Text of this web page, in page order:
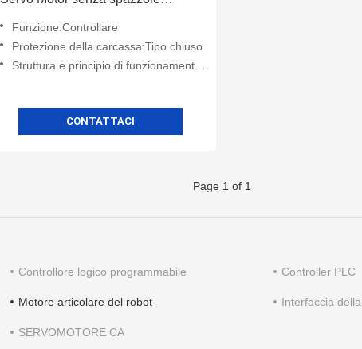
Funzione:Controllare
Protezione della carcassa:Tipo chiuso
Struttura e principio di funzionamento:Senza spazzole
CONTATTACI
Page 1 of 1
Controllore logico programmabile Controller PLC
Motore articolare del robot Interfaccia
SERVOMOTORE CA